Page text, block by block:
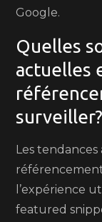
Google.
Quelles
actuelles
surveiller?
Les
l’expérience
featured